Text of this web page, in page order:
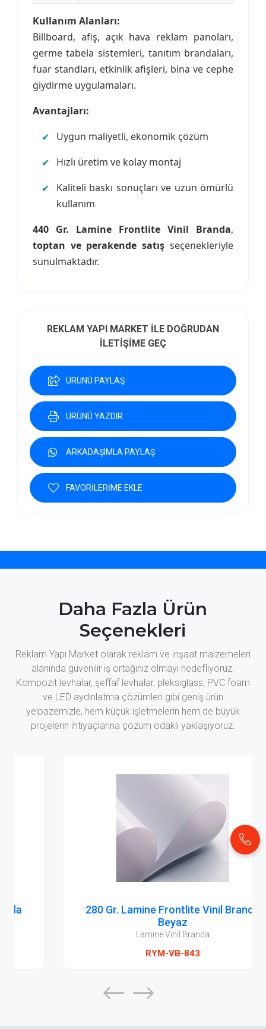
Kullanım Alanları:
Billboard, afiş, açık hava reklam panoları,
germe tabela sistemleri, tanıtım brandaları,
fuar standları, etkinlik afişleri, bina ve cephe
giydirme uygulamaları.
Avantajları:
Uygun maliyetli, ekonomik çözüm
Hızlı üretim ve kolay montaj
Kaliteli baskı sonuçları ve uzun ömürlü
kullanım
440 Gr. Lamine Frontlite Vinil Branda,
toptan ve perakende satış seçenekleriyle
sunulmaktadır.
REKLAM YAPI MARKET İLE DOĞRUDAN
İLETİŞİME GEÇ
ÜRÜNÜ PAYLAŞ
ÜRÜNÜ YAZDIR
ARKADAŞIMLA PAYLAŞ
FAVORİLERİME EKLE
Daha Fazla Ürün
Seçenekleri
Reklam Yapı Market olarak reklam ve inşaat malzemeleri
alanında güvenilir iş ortağınız olmayı hedefliyoruz.
Kompozit levhalar, şeffaf levhalar, pleksiglass, PVC foam
ve LED aydınlatma çözümleri gibi geniş ürün
yelpazemizle, hem küçük işletmelerin hem de büyük
projelerin ihtiyaçlarına çözüm odaklı yaklaşıyoruz.
280 Gr. Lamine Frontlite Vinil Branda
Lamine Vinil Branda
RYM-VB-843